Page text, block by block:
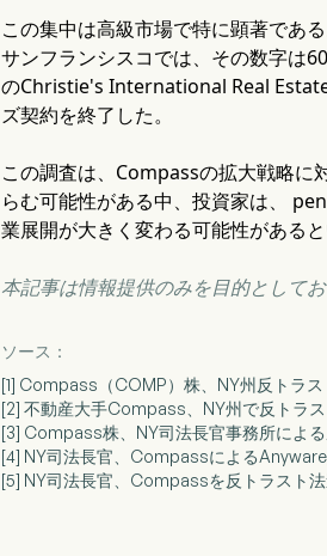
この集中は高級市場で特に顕著であ
サンフランシスコでは、その数字は
のChristie's International Real
ズ契約を終了した。
この調査は、Compassの拡大戦略に
らむ可能性がある中、投資家は、
業展開が大きく変わる可能性がある
本記事は情報提供のみを目的として
ソース：
[1] Compass（COMP）株、NY州反トラス
[2] 不動産大手Compass、NY州で反トラ
[3] Compass株、NY司法長官事務所によ
[4] NY司法長官、Compassによる
[5] NY司法長官、Compassを反トラスト